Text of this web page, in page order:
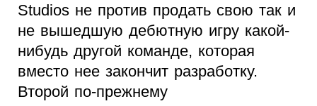
Studios не против продать свою так и
не вышедшую дебютную игру какой-
нибудь другой команде, которая
вместо нее закончит разработку.
Второй по-прежнему